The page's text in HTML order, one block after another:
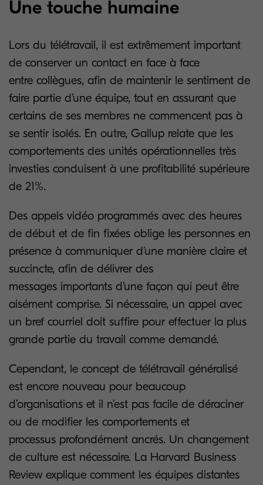
Une touche humaine
Lors du télétravail, il est extrêmement important
de conserver un contact en face à face
entre collègues, afin de maintenir le sentiment de
faire partie d’une équipe, tout en assurant que
certains de ses membres ne commencent pas à
se sentir isolés. En outre, Gallup relate que les
comportements des unités opérationnelles très
investies conduisent à une profitabilité supérieure
de 21%.
Des appels vidéo programmés avec des heures
de début et de fin fixées oblige les personnes en
présence à communiquer d’une manière claire et
succincte, afin de délivrer des
messages importants d’une façon qui peut être
aisément comprise. Si nécessaire, un appel avec
un bref courriel doit suffire pour effectuer la plus
grande partie du travail comme demandé.
Cependant, le concept de télétravail généralisé
est encore nouveau pour beaucoup
d’organisations et il n’est pas facile de déraciner
ou de modifier les comportements et
processus profondément ancrés. Un changement
de culture est nécessaire. La Harvard Business
Review explique comment les équipes distantes